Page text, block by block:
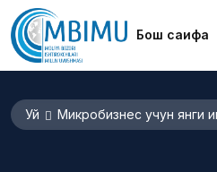
Бош саҳифа
Уй Микробизнес учун янги